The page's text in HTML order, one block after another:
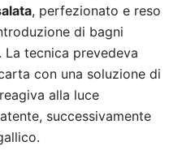
, perfezionato e reso
di bagni
tecnica prevedeva
con una soluzione di
alla luce
successivamente